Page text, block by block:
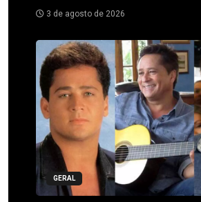
3 de agosto de 2026
GERAL